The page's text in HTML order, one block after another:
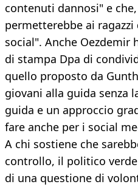
contenuti dannosi" e
permetterebbe ai
social". Anche Oezdemir
di stampa Dpa di
quello proposto da
giovani alla guida senza
guida e un approccio
fare anche per i social
A chi sostiene che
controllo, il politico
di una questione di